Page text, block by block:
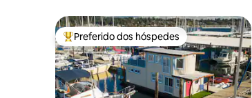
Entre os melhores preferidos dos hóspedes
Preferido dos hóspedes